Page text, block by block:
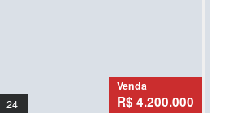
24
Venda
R$ 4.200.000